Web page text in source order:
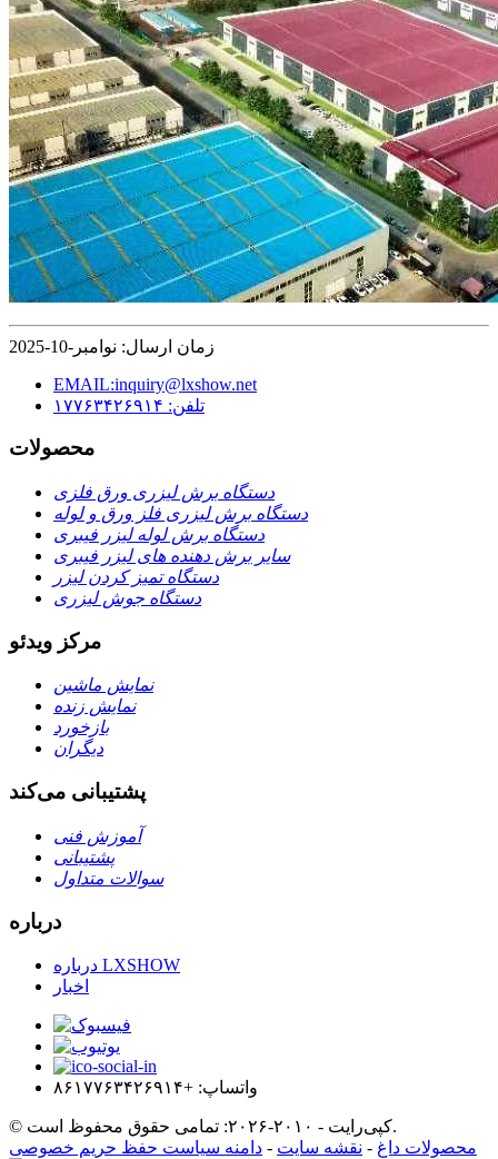
زمان ارسال: نوامبر-10-2025
EMAIL:inquiry@lxshow.net
تلفن: ۱۷۷۶۳۴۲۶۹۱۴
محصولات
دستگاه برش لیزری ورق فلزی
دستگاه برش لیزری فلز ورق و لوله
دستگاه برش لوله لیزر فیبری
سایر برش دهنده های لیزر فیبری
دستگاه تمیز کردن لیزر
دستگاه جوش لیزری
مرکز ویدئو
نمایش ماشین
نمایش زنده
بازخورد
دیگران
پشتیبانی می‌کند
آموزش فنی
پشتیبانی
سوالات متداول
درباره
درباره LXSHOW
اخبار
واتساپ: +۸۶۱۷۷۶۳۴۲۶۹۱۴
© کپی‌رایت - ۲۰۱۰-۲۰۲۶: تمامی حقوق محفوظ است.
محصولات داغ - نقشه سایت - دامنه سیاست حفظ حریم خصوصی